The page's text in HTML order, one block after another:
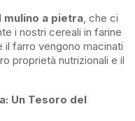
mulino a pietra, che ci
i nostri cereali in farine
il farro vengono macinati
proprietà nutrizionali e il
Un Tesoro del